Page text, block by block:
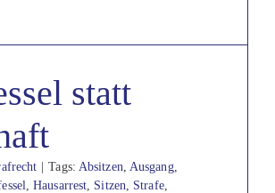
statt
Tags: Absitzen, Ausgang,
,Hausarrest, Sitzen, Strafe,